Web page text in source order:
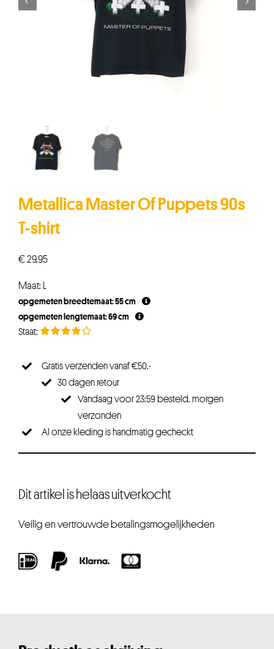
Metallica Master Of Puppets 90s
T-shirt
€29,95
Maat: L
opgemeten breedtemaat: 55 cm
opgemeten lengtemaat: 69 cm
Gratis verzenden vanaf €50,-
30 dagen retour
Vandaag voor 23:59 besteld, morgen
verzonden
Al onze kleding is handmatig gecheckt
Dit artikel is helaas uitverkocht
Veilig en vertrouwde betalingsmogelijkheden